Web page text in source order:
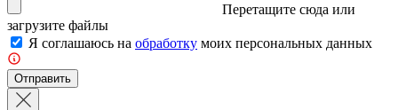
Перетащите сюда или
загрузите файлы
Я соглашаюсь на обработку моих персональных данных
Отправить